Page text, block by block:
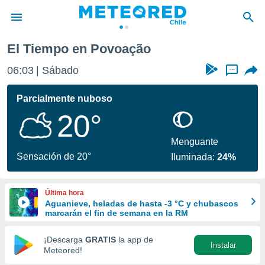
de
por
se
calidad.
a este
las
y
forma
digital
basada
El Tiempo en Povoação
06:03 Sábado ...
Parcialmente nuboso
20°
Sensación de 20°
Menguante
Iluminada:24%
Última hora
Aguanieve, heladas de hasta -3 °C y chubascos
marcarán el fin de semana en la RM
¡Descarga GRATIS la app de
Meteored!
Instalar